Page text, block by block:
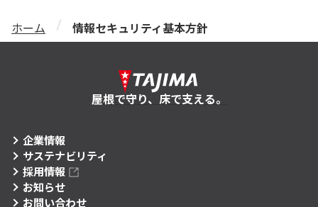
ホーム 情報セキュリティ基本方針
屋根で守り、床で支える。
企業情報
サステナビリティ
採用情報
お知らせ
お問い合わせ